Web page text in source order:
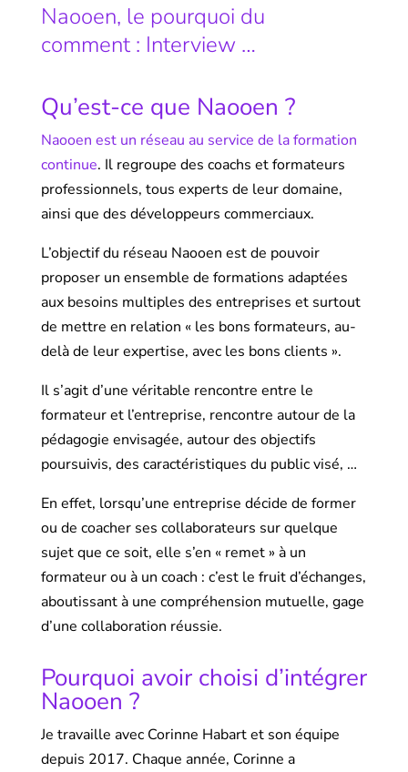
Naooen, le pourquoi du
comment : Interview …
Qu’est-ce que Naooen ?
Naooen est un réseau au service de la formation
continue. Il regroupe des coachs et formateurs
professionnels, tous experts de leur domaine,
ainsi que des développeurs commerciaux.
L’objectif du réseau Naooen est de pouvoir
proposer un ensemble de formations adaptées
aux besoins multiples des entreprises et surtout
de mettre en relation « les bons formateurs, au-
delà de leur expertise, avec les bons clients ».
Il s’agit d’une véritable rencontre entre le
formateur et l’entreprise, rencontre autour de la
pédagogie envisagée, autour des objectifs
poursuivis, des caractéristiques du public visé, …
En effet, lorsqu’une entreprise décide de former
ou de coacher ses collaborateurs sur quelque
sujet que ce soit, elle s’en « remet » à un
formateur ou à un coach : c’est le fruit d’échanges,
aboutissant à une compréhension mutuelle, gage
d’une collaboration réussie.
Pourquoi avoir choisi d’intégrer
Naooen ?
Je travaille avec Corinne Habart et son équipe
depuis 2017. Chaque année, Corinne a